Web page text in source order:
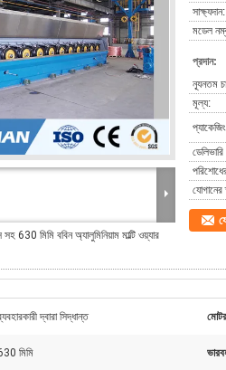
সহ 630 মিমি ববিন অ্যালুমিনিয়াম মাল্টি ওয়্যার
সাক্ষ্যদান:
মডেল
প্রদান:
ন্যূনতম
মূল্য:
যোগানের
দ্বারা সিদ্ধান্ত
মিমি